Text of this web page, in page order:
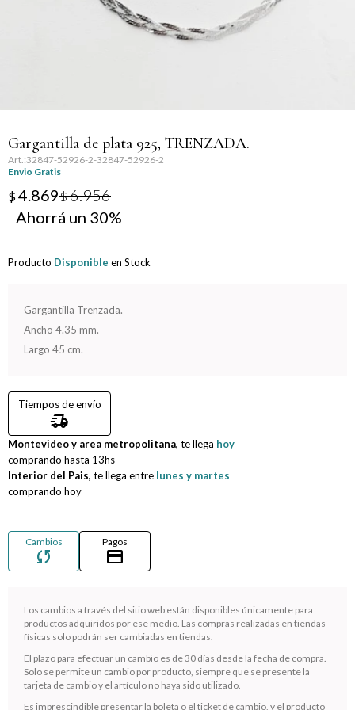
Gargantilla de plata 925, TRENZADA.
32847-52926-2-32847-52926-2
Envio Gratis
$4.869$6.956
30
Producto Disponible en Stock
Gargantilla Trenzada.
Ancho 4.35 mm.
Largo 45 cm.
Tiempos de envío
delivery_truck_speed
Montevideo y area metropolitana, te llega hoy
comprando hasta 13hs
Interior del Pais, te llega entre lunes y martes
comprando hoy
Cambios
sync
Pagos
credit_card
Los cambios a través del sitio web están disponibles únicamente para
productos adquiridos por ese medio. Las compras realizadas en tiendas
físicas solo podrán ser cambiadas en tiendas.
El plazo para efectuar un cambio es de 30 días desde la fecha de compra.
Solo se permite un cambio por producto, siempre que se presente la
tarjeta de cambio y el artículo no haya sido utilizado.
Es imprescindible presentar la boleta o el ticket de cambio, y el producto
¡Sumate a la forma más ágil de comprar!
Comprá en 3 cuotas sin recargo o hasta en 12
cuotas * ¡Solo con tu cédula!
* sujeto aprobación crediticia.
Día del Abuelo
Día del Amigo
Día del Maestro
Día del Padre
Graduación
Nacimiento
San Valentín
Día del niño